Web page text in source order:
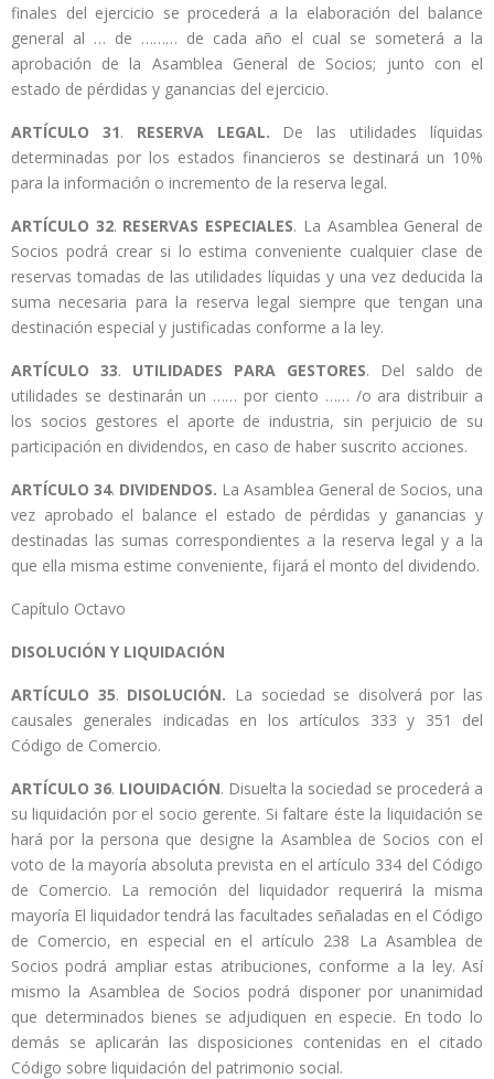
finales del ejercicio se procederá a la elaboración del balance
general al … de ……… de cada año el cual se someterá a la
aprobación de la Asamblea General de Socios; junto con el
estado de pérdidas y ganancias del ejercicio.
ARTÍCULO 31. RESERVA LEGAL. De las utilidades líquidas
determinadas por los estados financieros se destinará un 10%
para la información o incremento de la reserva legal.
ARTÍCULO 32. RESERVAS ESPECIALES. La Asamblea General de
Socios podrá crear si lo estima conveniente cualquier clase de
reservas tomadas de las utilidades líquidas y una vez deducida la
suma necesaria para la reserva legal siempre que tengan una
destinación especial y justificadas conforme a la ley.
ARTÍCULO 33. UTILIDADES PARA GESTORES. Del saldo de
utilidades se destinarán un …… por ciento …… /o ara distribuir a
los socios gestores el aporte de industria, sin perjuicio de su
participación en dividendos, en caso de haber suscrito acciones.
ARTÍCULO 34. DIVIDENDOS. La Asamblea General de Socios, una
vez aprobado el balance el estado de pérdidas y ganancias y
destinadas las sumas correspondientes a la reserva legal y a la
que ella misma estime conveniente, fijará el monto del dividendo.
Capítulo Octavo
DISOLUCIÓN Y LIQUIDACIÓN
ARTÍCULO 35. DISOLUCIÓN. La sociedad se disolverá por las
causales generales indicadas en los artículos 333 y 351 del
Código de Comercio.
ARTÍCULO 36. LIOUIDACIÓN. Disuelta la sociedad se procederá a
su liquidación por el socio gerente. Si faltare éste la liquidación se
hará por la persona que designe la Asamblea de Socios con el
voto de la mayoría absoluta prevista en el artículo 334 del Código
de Comercio. La remoción del liquidador requerirá la misma
mayoría El liquidador tendrá las facultades señaladas en el Código
de Comercio, en especial en el artículo 238 La Asamblea de
Socios podrá ampliar estas atribuciones, conforme a la ley. Así
mismo la Asamblea de Socios podrá disponer por unanimidad
que determinados bienes se adjudiquen en especie. En todo lo
demás se aplicarán las disposiciones contenidas en el citado
Código sobre liquidación del patrimonio social.